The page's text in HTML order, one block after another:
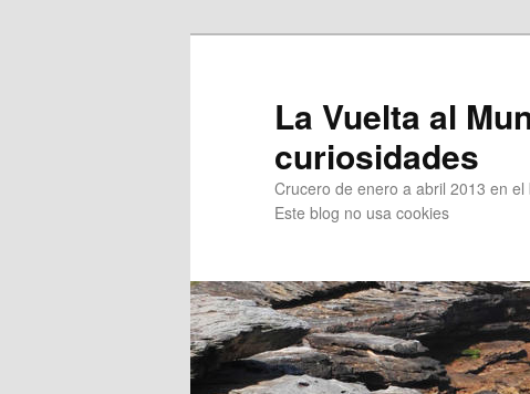
La Vuelta al
curiosidades
Crucero de enero a abril 2013 en
Este blog no usa cookies